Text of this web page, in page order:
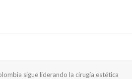
sigue liderando la cirugía estética